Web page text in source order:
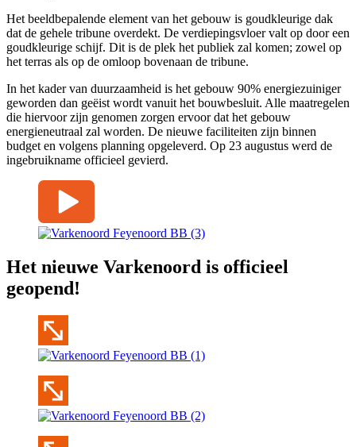
Het beeldbepalende element van het gebouw is goudkleurige dak
dat de gehele tribune overdekt. De verdiepingsvloer valt op door een
goudkleurige schijf. Dit is de plek het publiek zal komen; zowel op
het terras als op de omloop bovenaan de tribune.
In het kader van duurzaamheid is het gebouw 90% energiezuiniger
geworden dan geëist wordt vanuit het bouwbesluit. Alle maatregelen
die hiervoor zijn genomen zorgen ervoor dat het gebouw
energieneutraal zal worden. De nieuwe faciliteiten zijn binnen
budget en volgens planning opgeleverd. Op 23 augustus werd de
ingebruikname officieel gevierd.
Het nieuwe Varkenoord is officieel
geopend!